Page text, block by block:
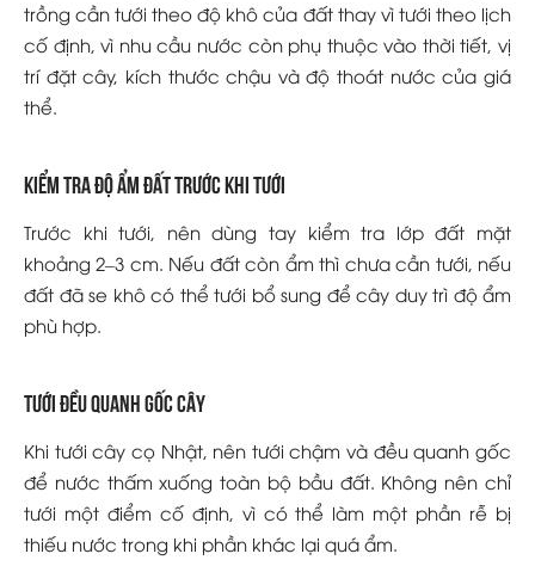
trồng cần tưới theo độ khô của đất thay vì tưới theo lịch
cố định, vì nhu cầu nước còn phụ thuộc vào thời tiết, vị
trí đặt cây, kích thước chậu và độ thoát nước của giá
thể.
Kiểm tra độ ẩm đất trước khi tưới
Trước khi tưới, nên dùng tay kiểm tra lớp đất mặt
khoảng 2–3 cm. Nếu đất còn ẩm thì chưa cần tưới, nếu
đất đã se khô có thể tưới bổ sung để cây duy trì độ ẩm
phù hợp.
Tưới đều quanh gốc cây
Khi tưới cây cọ Nhật, nên tưới chậm và đều quanh gốc
để nước thấm xuống toàn bộ bầu đất. Không nên chỉ
tưới một điểm cố định, vì có thể làm một phần rễ bị
thiếu nước trong khi phần khác lại quá ẩm.